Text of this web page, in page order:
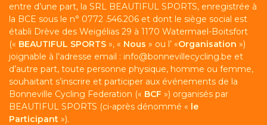
entre d’une part, la SRL BEAUTIFUL SPORTS, enregistrée à
la BCE sous le n° 0772 .546.206 et dont le siège social est
établi Drève des Weigélias 29 à 1170 Watermael-Boitsfort
(« BEAUTIFUL SPORTS », « Nous » ou l’ «Organisation »)
joignable à l’adresse email : info@bonnevillecycling.be et
d’autre part, toute personne physique, homme ou femme,
souhaitant s’inscrire et participer aux événements de la
Bonneville Cycling Federation (« BCF ») organisés par
BEAUTIFUL SPORTS (ci-après dénommé « le
Participant »).